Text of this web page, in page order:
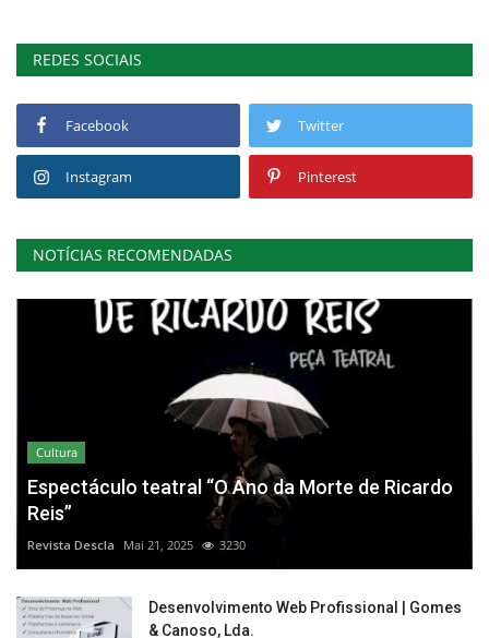
REDES SOCIAIS
Facebook Twitter
Instagram Pinterest
NOTÍCIAS RECOMENDADAS
Cultura
Espectáculo teatral “O Ano da Morte de Ricardo
Reis”
Revista Descla Mai 21, 2025 3230
Desenvolvimento Web Profissional | Gomes
& Canoso, Lda.